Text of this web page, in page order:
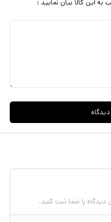
این کالا بیان نمایید :
دیدگاه را شما ثبت کنید.